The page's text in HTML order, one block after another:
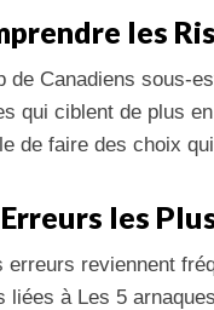
les
de Canadiens sous-
qui ciblent de plus
de faire des choix
les
erreurs reviennent
liées à Les 5